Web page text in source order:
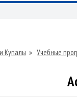
Купалы » Учебные